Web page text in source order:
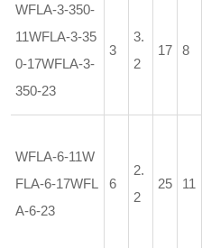
WFLA-3-350-
11WFLA-3-35
0-17WFLA-3-
350-23
3
3.
2
17 8
WFLA-6-11W
FLA-6-17WFL
A-6-23
6
2.
2
25 11